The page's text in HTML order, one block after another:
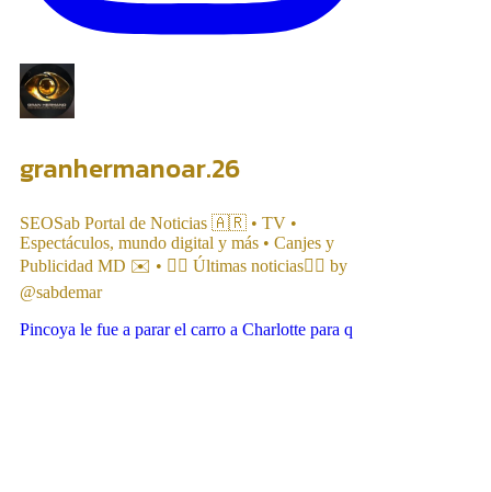
granhermanoar.26
SEOSab Portal de Noticias 🇦🇷 • TV •
Espectáculos, mundo digital y más • Canjes y
Publicidad MD ✉️ • 👇🏻 Últimas noticias👇🏻 by
@sabdemar
Pincoya le fue a parar el carro a Charlotte para q